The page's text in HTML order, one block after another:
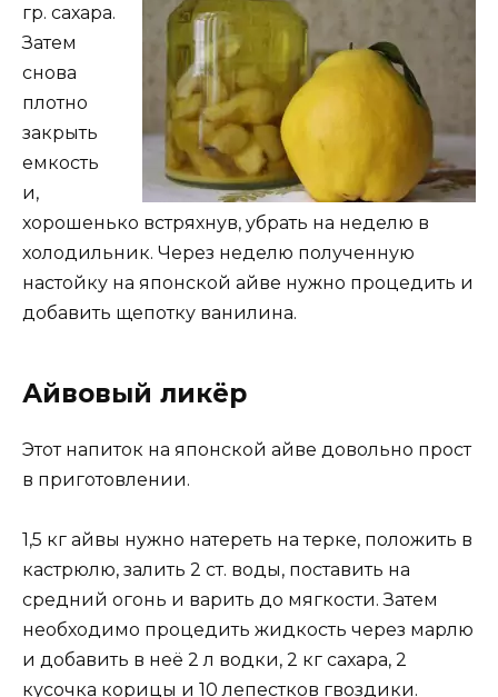
гр. сахара.
Затем
снова
плотно
закрыть
емкость
и,
хорошенько встряхнув, убрать на неделю в
холодильник. Через неделю полученную
настойку на японской айве нужно процедить и
добавить щепотку ванилина.
Айвовый ликёр
Этот напиток на японской айве довольно прост
в приготовлении.
1,5 кг айвы нужно натереть на терке, положить в
кастрюлю, залить 2 ст. воды, поставить на
средний огонь и варить до мягкости. Затем
необходимо процедить жидкость через марлю
и добавить в неё 2 л водки, 2 кг сахара, 2
кусочка корицы и 10 лепестков гвоздики.